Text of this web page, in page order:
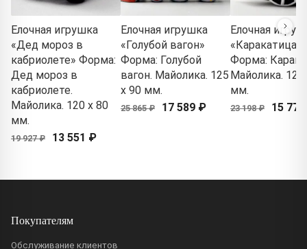
Елочная игрушка
«Дед мороз в
кабриолете» Форма:
Дед мороз в
кабриолете.
Майолика. 120 x 80
мм.
19 927 ₽ 13 551 ₽
Елочная игрушка
«Голубой вагон»
Форма: Голубой
вагон. Майолика. 125
x 90 мм.
25 865 ₽ 17 589 ₽
Елочная
«Каракатица»
Форма:
Майолика. 125
мм.
23 198 ₽ 15
Покупателям
Обслуживание клиентов